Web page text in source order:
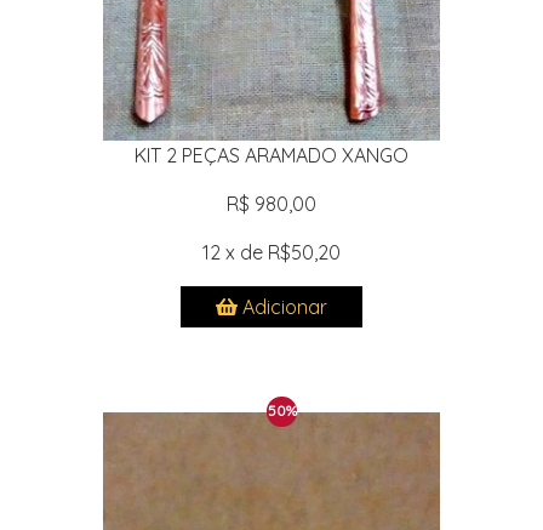
KIT 2 PEÇAS ARAMADO XANGO
R$ 980,00
12 x de R$50,20
Adicionar
50%